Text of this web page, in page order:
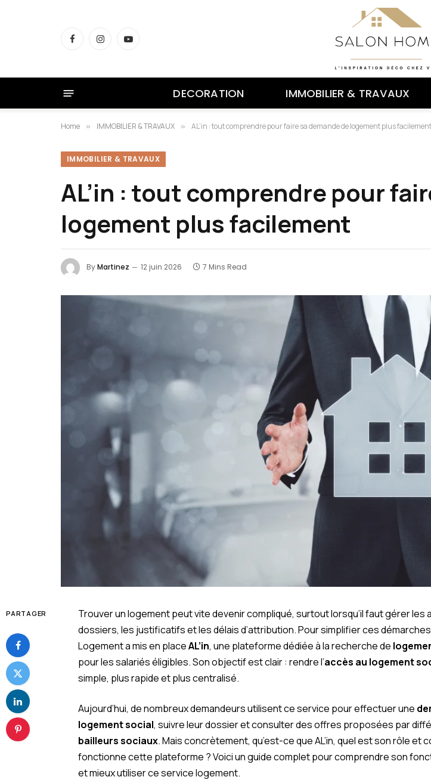
FacebookInstagramYouTube
DECORATION IMMOBILIER & TRAVAUX
Home » IMMOBILIER & TRAVAUX » AL’in : tout comprendre pour faire sa demande de logement plus facilement
IMMOBILIER & TRAVAUX
AL’in : tout comprendre pour
logement plus facilement
ByMartinez 12 juin 2026 7 Mins Read
PARTAGER
Trouver un logement peut vite devenir compliqué, surtout lorsqu’il faut gérer les
dossiers, les justificatifs et les délais d’attribution. Pour simplifier ces
Logement a mis en placeAL’in, une plateforme dédiée à la recherche de
pour les salariés éligibles. Son objectif est clair : rendre l’accès au logement
simple, plus rapide et plus centralisé.
Aujourd’hui, de nombreux demandeurs utilisent ce service pour effectuer une
logement social, suivre leur dossier et consulter des offres proposées par
bailleurs sociaux. Mais concrètement, qu’est-ce que AL’in, quel est son rôle et
fonctionne cette plateforme ? Voici un guide complet pour comprendre son
et mieux utiliser ce service logement.